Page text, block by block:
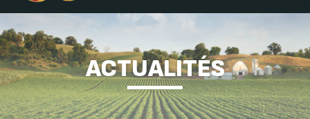
ACTUALITÉS